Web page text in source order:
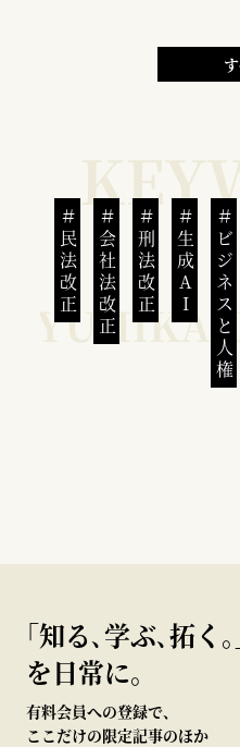
民法改正 会社法改正 刑法改正 生成AI ビジネスと人権
｢知る､学ぶ､拓く｡
を日常に。
有料会員への登録で、
ここだけの限定記事のほか